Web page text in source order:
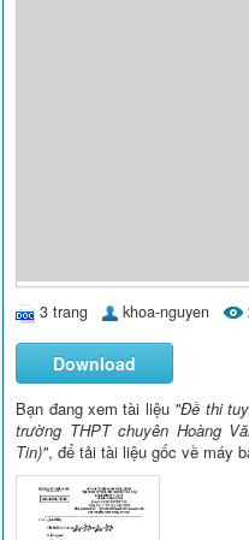
3 trang khoa-nguyen
Download
Bạn đang xem tài liệu "Đề thi
trường THPT chuyên Hoàng
Tin)", để tải tài liệu gốc về máy